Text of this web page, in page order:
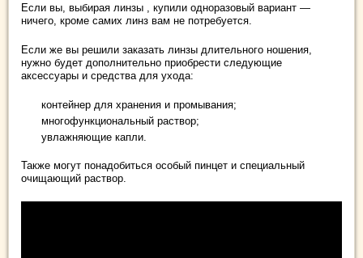
Если вы, выбирая линзы , купили одноразовый вариант —
ничего, кроме самих линз вам не потребуется.
Если же вы решили заказать линзы длительного ношения,
нужно будет дополнительно приобрести следующие
аксессуары и средства для ухода:
контейнер для хранения и промывания;
многофункциональный раствор;
увлажняющие капли.
Также могут понадобиться особый пинцет и специальный
очищающий раствор.